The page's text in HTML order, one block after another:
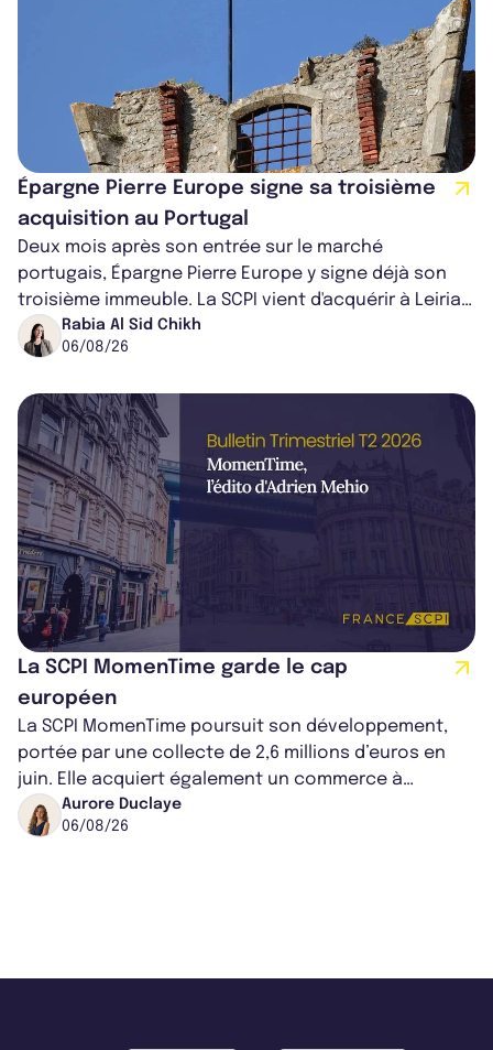
Épargne Pierre Europe signe sa troisième
acquisition au Portugal
Deux mois après son entrée sur le marché
portugais, Épargne Pierre Europe y signe déjà son
troisième immeuble. La SCPI vient d'acquérir à Leiria,
dans le centre du pays, un établis...
Rabia Al Sid Chikh
06/08/26
La SCPI MomenTime garde le cap
européen
La SCPI MomenTime poursuit son développement,
portée par une collecte de 2,6 millions d’euros en
juin. Elle acquiert également un commerce à
Worcester, place une plateforme logisti...
Aurore Duclaye
06/08/26